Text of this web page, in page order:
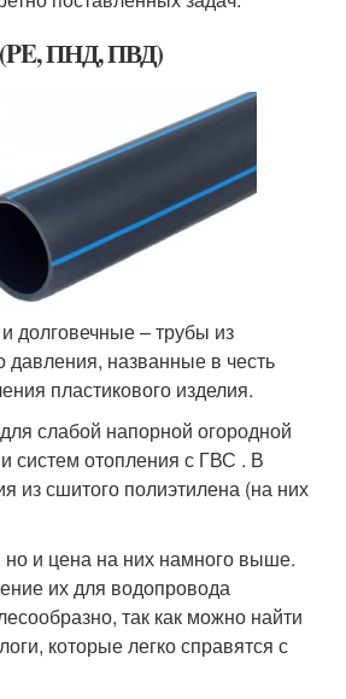
ПНД, ПВД)
долговечные – трубы из
давления, названные в честь
пластикового изделия.
слабой напорной огородной
систем отопления с ГВС . В
из сшитого полиэтилена (на них
и цена на них намного выше.
их для водопровода
так как можно найти
которые легко справятся с